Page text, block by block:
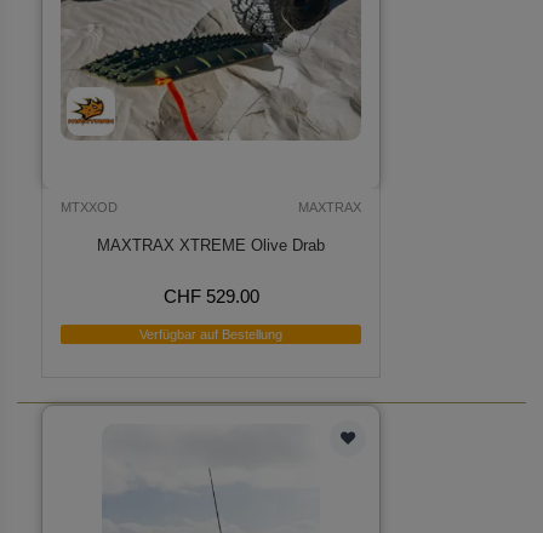
MTXXOD MAXTRAX
MAXTRAX XTREME Olive Drab
CHF 529.00
Verfügbar auf Bestellung